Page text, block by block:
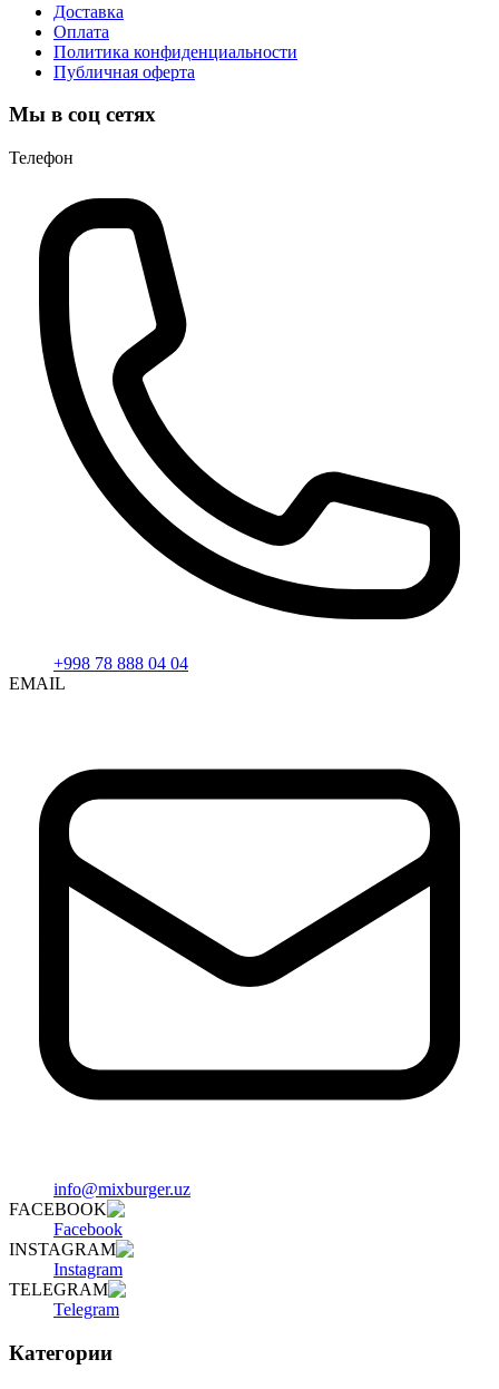
Доставка
Оплата
Политика конфиденциальности
Публичная оферта
Мы в соц сетях
Телефон
+998 78 888 04 04
EMAIL
info@mixburger.uz
FACEBOOK
Facebook
INSTAGRAM
Instagram
TELEGRAM
Telegram
Категории